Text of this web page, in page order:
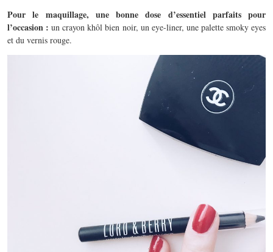
Pour le maquillage, une bonne dose d’essentiel parfaits pour
l’occasion :un crayon khôl bien noir, un eye-liner, une palette smoky eyes
et du vernis rouge.